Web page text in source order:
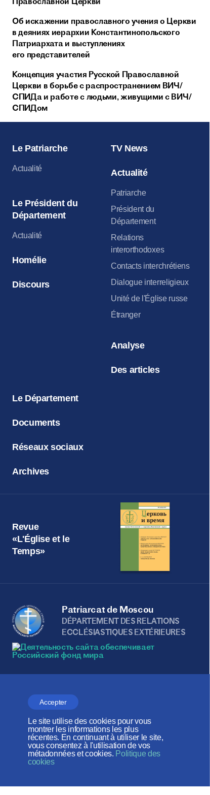
Accepter
Le site utilise des cookies pour vous
montrer les informations les plus
récentes. En continuant à utiliser le site,
vous consentez à l'utilisation de vos
métadonnées et cookies. Politique des
cookies
Об искажении православного учения о Церкви
в деяниях иерархии Константинопольского
Патриархата и выступлениях
его представителей
Концепция участия Русской Православной
Церкви в борьбе с распространением ВИЧ/
СПИДа и работе с людьми, живущими с ВИЧ/
СПИДом
Le Patriarche
Actualité
Le Président du
Département
Actualité
Homélie
Discours
TV News
Actualité
Patriarche
Président du
Département
Relations
interorthodoxes
Contacts interchrétiens
Dialogue interreligieux
Unité de l'Église russe
Étranger
Analyse
Des articles
Le Département
Documents
Réseaux sociaux
Archives
Revue
«L'Église et le
Temps»
Patriarcat de Moscou
DÉPARTEMENT DES RELATIONS
ECCLÉSIASTIQUES EXTÉRIEURES
Фонда поддержки христианской
культуры и наследия
Réseaux sociaux: